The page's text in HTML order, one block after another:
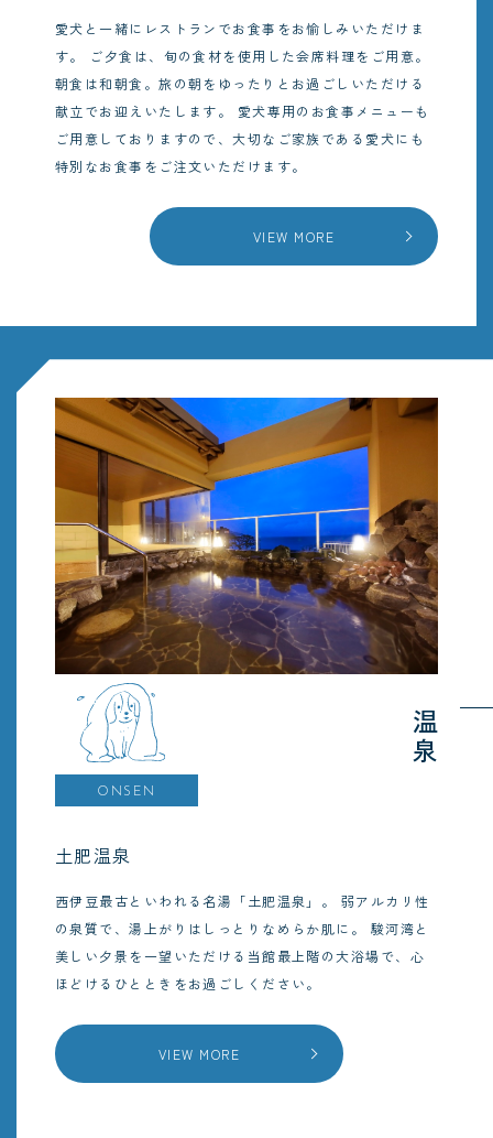
愛犬と一緒にレストランでお食事をお愉しみいただけま
す。
ご夕食は、旬の食材を使用した会席料理をご用意。
朝食は和朝食。旅の朝をゆったりとお過ごしいただける
献立でお迎えいたします。
愛犬専用のお食事メニューも
ご用意しておりますので、大切なご家族である愛犬にも
特別なお食事をご注文いただけます。
VIEW MORE
ONSEN
温泉
土肥温泉
西伊豆最古といわれる名湯「土肥温泉」。
弱アルカリ性
の泉質で、湯上がりはしっとりなめらか肌に。
駿河湾と
美しい夕景を一望いただける当館最上階の大浴場で、心
ほどけるひとときをお過ごしください。
VIEW MORE